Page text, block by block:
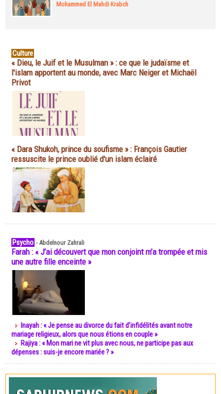
Mohammed El Mahdi Krabch
Culture
« Dieu, le Juif et le Musulman » : ce que le judaïsme et
l'islam apportent au monde, avec Marc Neiger et Michaël
Privot
« Dara Shukoh, prince du soufisme » : François Gautier
ressuscite le prince oublié d'un islam éclairé
Psycho -Abdelnour Zahrali
Farah : « J’ai découvert que mon conjoint m’a trompée et mis
une autre fille enceinte »
Inayah : « Je pense au divorce du fait d’infidélités avant notre
mariage religieux, alors que nous étions en couple »
Rajiya : « Mon mari ne vit plus avec nous, ne participe pas aux
dépenses : suis-je encore mariée ? »